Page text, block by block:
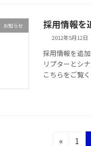
お知らせ 採用情報を
2012年5月12日
採用情報を追
リプターとシ
こちらをご覧く
« 固
1